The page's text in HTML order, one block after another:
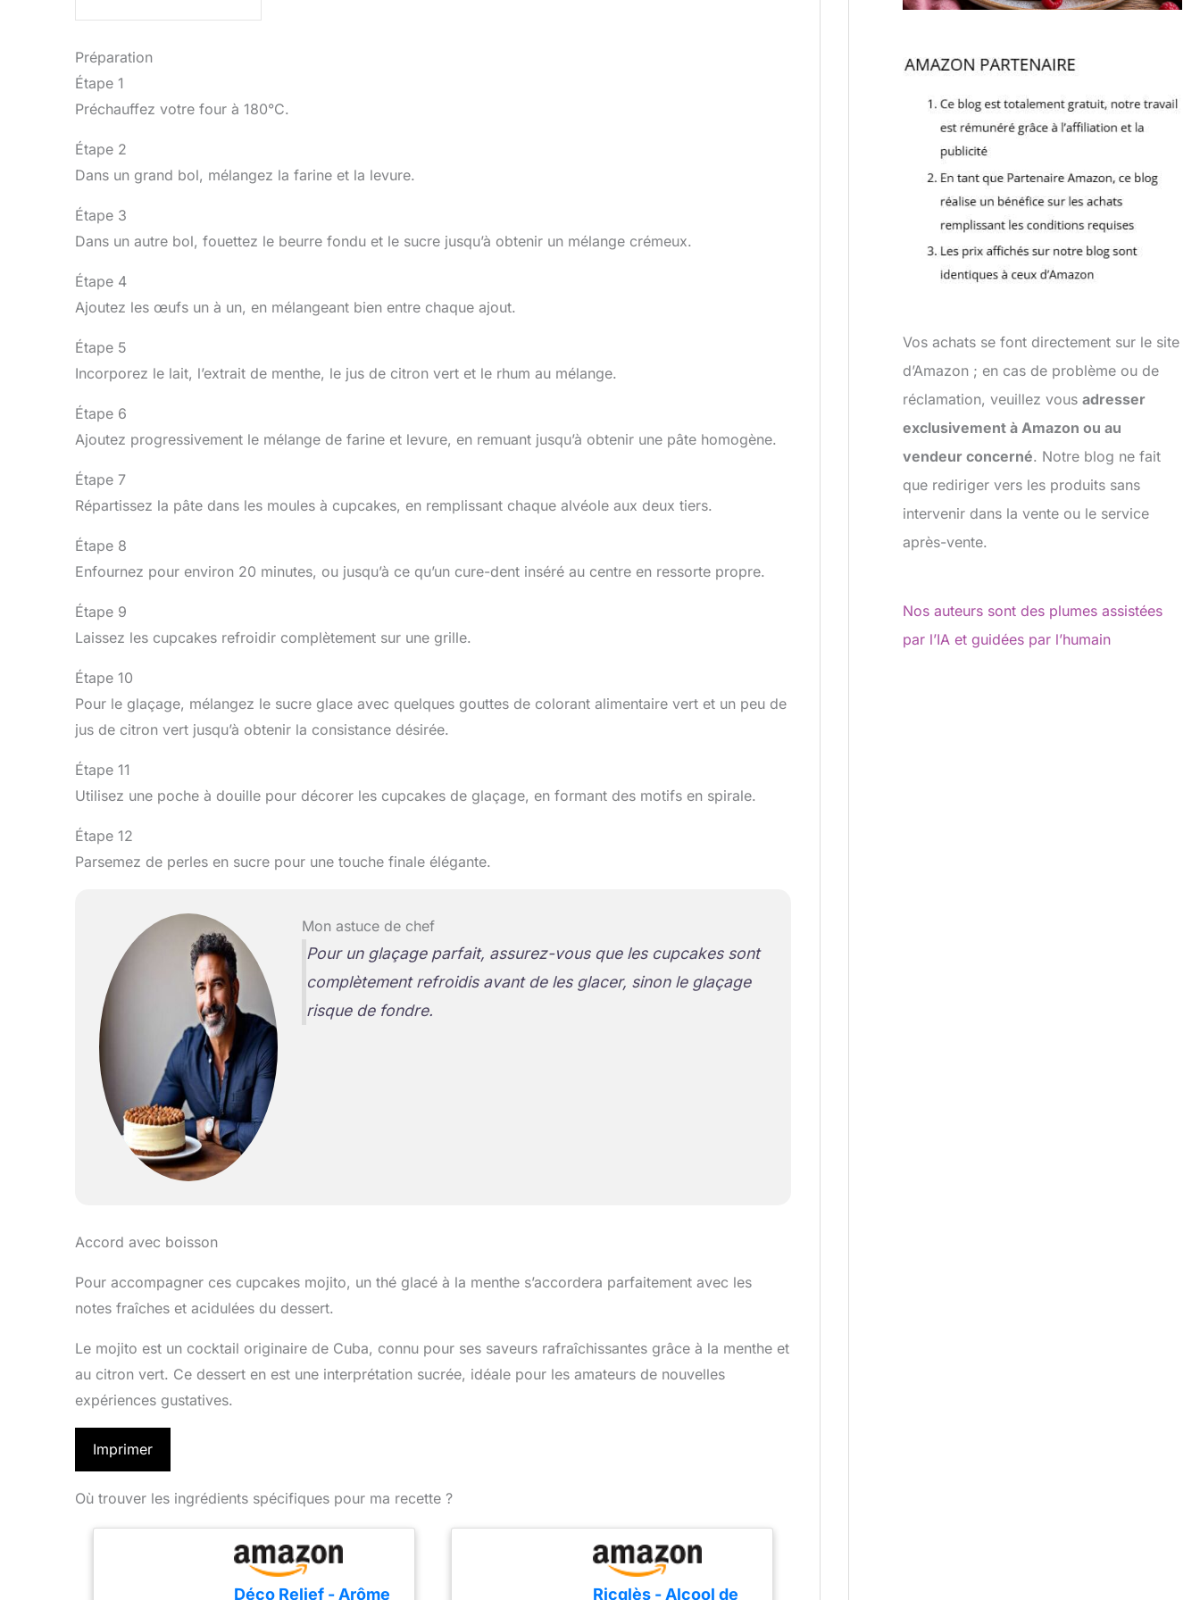
Préparation
Étape 1
Préchauffez votre four à 180°C.
Étape 2
Dans un grand bol, mélangez la farine et la levure.
Étape 3
Dans un autre bol, fouettez le beurre fondu et le sucre jusqu’à obtenir un mélange crémeux.
Étape 4
Ajoutez les œufs un à un, en mélangeant bien entre chaque ajout.
Étape 5
Incorporez le lait, l’extrait de menthe, le jus de citron vert et le rhum au mélange.
Étape 6
Ajoutez progressivement le mélange de farine et levure, en remuant jusqu’à obtenir une pâte homogène.
Étape 7
Répartissez la pâte dans les moules à cupcakes, en remplissant chaque alvéole aux deux tiers.
Étape 8
Enfournez pour environ 20 minutes, ou jusqu’à ce qu’un cure-dent inséré au centre en ressorte propre.
Étape 9
Laissez les cupcakes refroidir complètement sur une grille.
Étape 10
Pour le glaçage, mélangez le sucre glace avec quelques gouttes de colorant alimentaire vert et un peu de
jus de citron vert jusqu’à obtenir la consistance désirée.
Étape 11
Utilisez une poche à douille pour décorer les cupcakes de glaçage, en formant des motifs en spirale.
Étape 12
Parsemez de perles en sucre pour une touche finale élégante.
Mon astuce de chef
Pour un glaçage parfait, assurez-vous que les cupcakes sont
complètement refroidis avant de les glacer, sinon le glaçage
risque de fondre.
Accord avec boisson
Pour accompagner ces cupcakes mojito, un thé glacé à la menthe s’accordera parfaitement avec les
notes fraîches et acidulées du dessert.
Le mojito est un cocktail originaire de Cuba, connu pour ses saveurs rafraîchissantes grâce à la menthe et
au citron vert. Ce dessert en est une interprétation sucrée, idéale pour les amateurs de nouvelles
expériences gustatives.
Imprimer
Où trouver les ingrédients spécifiques pour ma recette ?
Déco Relief - Arôme Ricqlès - Alcool de
Vos achats se font directement sur le site
d’Amazon ; en cas de problème ou de
réclamation, veuillez vousadresser
exclusivement à Amazon ou au
vendeur concerné. Notre blog ne fait
que rediriger vers les produits sans
intervenir dans la vente ou le service
après-vente.
Nos auteurs sont des plumes assistées
par l’IA et guidées par l’humain